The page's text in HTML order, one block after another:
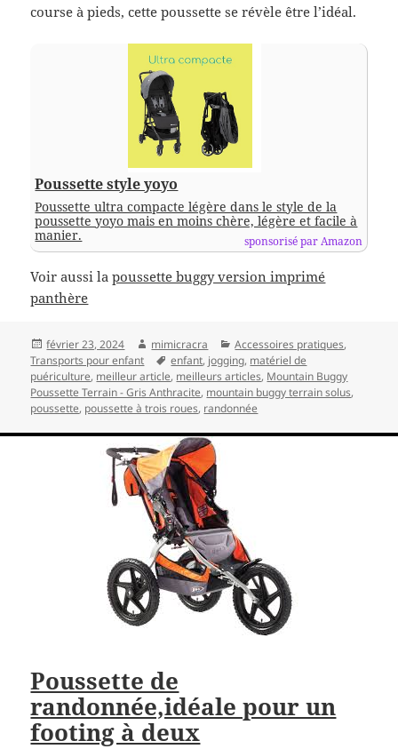
course à pieds, cette poussette se révèle être l’idéal.
Poussette style yoyo
Poussette ultra compacte légère dans le style de la
poussette yoyo mais en moins chère, légère et facile à
manier.
sponsorisé par Amazon
Voir aussi lapoussette buggy version imprimé
panthère
Publié
le
février 23, 2024 Auteur
mimicracra Catégories
Accessoires pratiques,
Transports pour enfant
Mots-
clés
enfant, jogging, matériel de
puériculture, meilleur article, meilleurs articles, Mountain Buggy
Poussette Terrain - Gris Anthracite, mountain buggy terrain solus,
poussette, poussette à trois roues, randonnée
Poussette de
randonnée,idéale pour un
footing à deux